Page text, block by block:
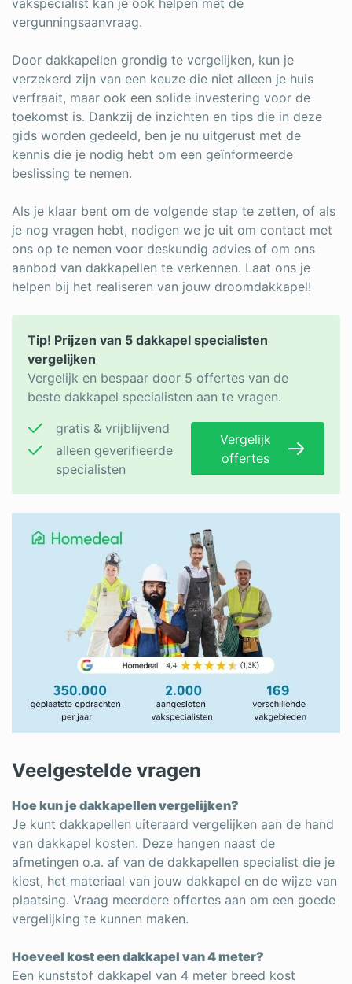
vakspecialist kan je ook helpen met de
vergunningsaanvraag.
Door dakkapellen grondig te vergelijken, kun je
verzekerd zijn van een keuze die niet alleen je huis
verfraait, maar ook een solide investering voor de
toekomst is. Dankzij de inzichten en tips die in deze
gids worden gedeeld, ben je nu uitgerust met de
kennis die je nodig hebt om een geïnformeerde
beslissing te nemen.
Als je klaar bent om de volgende stap te zetten, of als
je nog vragen hebt, nodigen we je uit om contact met
ons op te nemen voor deskundig advies of om ons
aanbod van dakkapellen te verkennen. Laat ons je
helpen bij het realiseren van jouw droomdakkapel!
Tip! Prijzen van 5 dakkapel specialisten
vergelijken
Vergelijk en bespaar door 5 offertes van de
beste dakkapel specialisten aan te vragen.
gratis & vrijblijvend
alleen geverifieerde
specialisten
Vergelijk
offertes
Veelgestelde vragen
Hoe kun je dakkapellen vergelijken?
Je kunt dakkapellen uiteraard vergelijken aan de hand
van dakkapel kosten. Deze hangen naast de
afmetingen o.a. af van de dakkapellen specialist die je
kiest, het materiaal van jouw dakkapel en de wijze van
plaatsing. Vraag meerdere offertes aan om een goede
vergelijking te kunnen maken.
Hoeveel kost een dakkapel van 4 meter?
Een kunststof dakkapel van 4 meter breed kost